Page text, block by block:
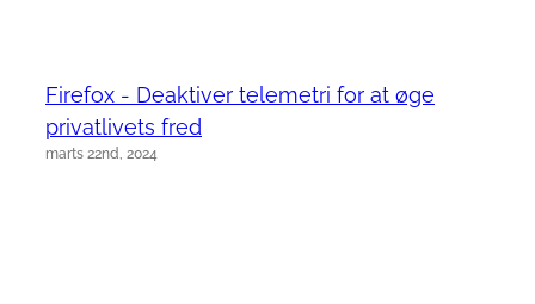
Firefox - Deaktiver telemetri for at øge
privatlivets fred
marts 22nd, 2024